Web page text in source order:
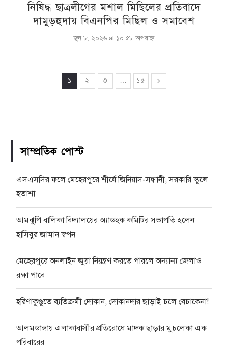
নিষিদ্ধ ছাত্রলীগের মশাল মিছিলের প্রতিবাদে
দামুড়হুদায় বিএনপির মিছিল ও সমাবেশ
জুন ৮, ২০২৬ at ১০:৫৮ অপরাহ্ণ
১ ২ ৩ … ১৫
সাম্প্রতিক পোস্ট
এসএসসির ফলে মেহেরপুরে শীর্ষে জিনিয়াস-সন্ধানী, সরকারি স্কুলে
হতাশা
আমঝুপি বালিকা বিদ্যালয়ের অ্যাডহক কমিটির সভাপতি হলেন
হাসিবুর জামান স্বপন
মেহেরপুরে অনলাইন জুয়া নিয়ন্ত্রণ করতে পারলে অন্যান্য জেলাও
রক্ষা পাবে
হরিণাকুণ্ডুতে ব্যতিক্রমী দোকান, দোকানদার ছাড়াই চলে বেচাকেনা!
আলমডাঙ্গায় এলাকাবাসীর প্রতিরোধে মাদক ছাড়ার মুচলেকা এক
পরিবারের